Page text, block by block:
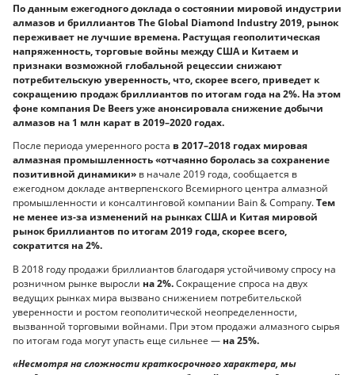
По данным ежегодного доклада о состоянии мировой индустрии
алмазов и бриллиантов The Global Diamond Industry 2019, рынок
переживает не лучшие времена. Растущая геополитическая
напряженность, торговые войны между США и Китаем и
признаки возможной глобальной рецессии снижают
потребительскую уверенность, что, скорее всего, приведет к
сокращению продаж бриллиантов по итогам года на 2%. На этом
фоне компания De Beers уже анонсировала снижение добычи
алмазов на 1 млн карат в 2019–2020 годах.
После периода умеренного роста в 2017–2018 годах мировая
алмазная промышленность «отчаянно боролась за сохранение
позитивной динамики» в начале 2019 года, сообщается в
ежегодном докладе антверпенского Всемирного центра алмазной
промышленности и консалтинговой компании Bain & Company.Тем
не менее из-за изменений на рынках США и Китая мировой
рынок бриллиантов по итогам 2019 года, скорее всего,
сократится на 2%.
В 2018 году продажи бриллиантов благодаря устойчивому спросу на
розничном рынке выросли на 2%.Сокращение спроса на двух
ведущих рынках мира вызвано снижением потребительской
уверенности и ростом геополитической неопределенности,
вызванной торговыми войнами. При этом продажи алмазного сырья
по итогам года могут упасть еще сильнее — на 25%.
«Несмотря на сложности краткосрочного характера, мы